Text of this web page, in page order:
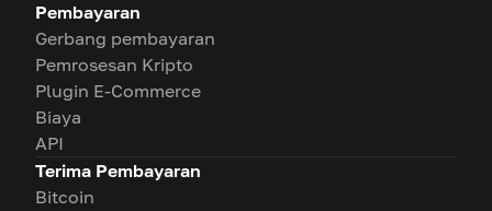
Pembayaran
Gerbang pembayaran
Pemrosesan Kripto
Plugin E-Commerce
Biaya
API
Terima Pembayaran
Bitcoin